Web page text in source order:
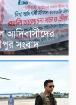
আদিবাসীদের
সংবাদ